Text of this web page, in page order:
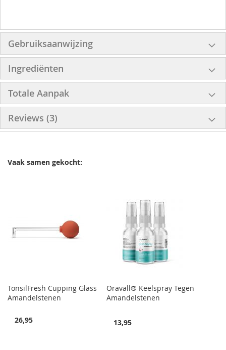
Gebruiksaanwijzing
Ingrediënten
Totale Aanpak
Reviews 3
Vaak samen gekocht:
TonsilFresh Cupping Glass
Amandelstenen
26,95
Oravall® Keelspray Tegen
Amandelstenen
13,95